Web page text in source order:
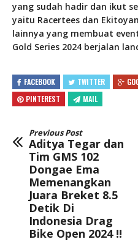
yang sudah hadir dan ikut
yaitu Racertees dan
lainnya yang membuat
Gold Series 2024 berjalan
FACEBOOK TWITTER
PINTEREST
MAIL
Previous Post
Aditya Tegar dan
Tim GMS 102
Dongae Ema
Memenangkan
Juara Breket 8.5
Detik Di
Indonesia Drag
Bike Open 2024 !!